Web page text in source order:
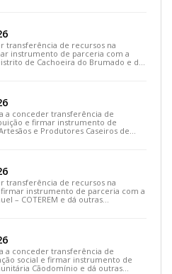
transferência de recursos na
instrumento de parceria com a
de Cachoeira do Brumado e dá
a conceder transferência de
e firmar instrumento de
e Produtores Caseiros de
transferência de recursos na
instrumento de parceria com a
– COTEREM e dá outras
a conceder transferência de
social e firmar instrumento de
Cãodomínio e dá outras